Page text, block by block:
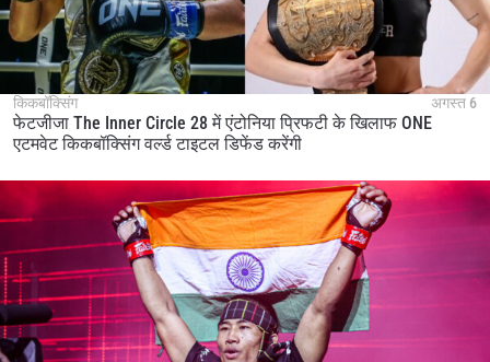
किकबॉक्सिंग अगस्त 6
फेटजीजा The Inner Circle 28 में एंटोनिया प्रिफटी के खिलाफ ONE
एटमवेट किकबॉक्सिंग वर्ल्ड टाइटल डिफेंड करेंगी